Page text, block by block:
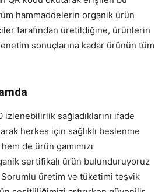
hammaddelerin organik ürün
tarafından üretildiğine, ürünlerin
sonuçlarına kadar ürünün tüm
sağladıklarını ifade
herkes için sağlıklı beslenme
de ürün gamımızı
sertifikalı ürün bulunduruyoruz
Sorumlu üretim ve tüketimi teşvik